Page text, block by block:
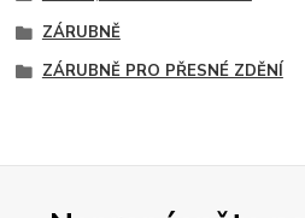
ZÁRUBNĚ
ZÁRUBNĚ PRO PŘESNÉ ZDĚNÍ